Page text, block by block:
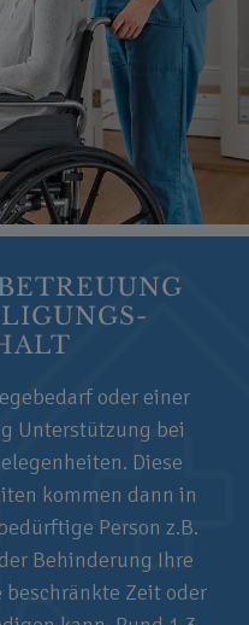
oder einer
Unterstützung bei
Diese
kommen dann in
Person z.B.
Behinderung Ihre
Zeit oder